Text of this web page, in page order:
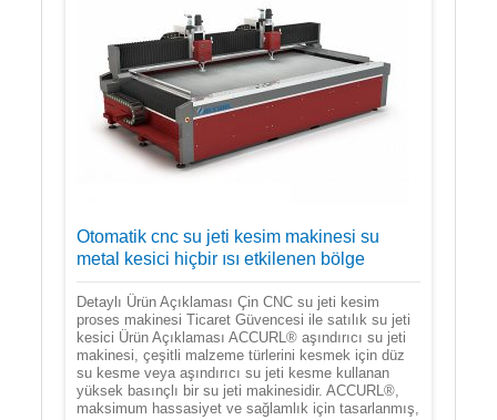
Otomatik cnc su jeti kesim makinesi su
metal kesici hiçbir ısı etkilenen bölge
Detaylı Ürün Açıklaması Çin CNC su jeti kesim
proses makinesi Ticaret Güvencesi ile satılık su jeti
kesici Ürün Açıklaması ACCURL® aşındırıcı su jeti
makinesi, çeşitli malzeme türlerini kesmek için düz
su kesme veya aşındırıcı su jeti kesme kullanan
yüksek basınçlı bir su jeti makinesidir. ACCURL®,
maksimum hassasiyet ve sağlamlık için tasarlanmış,